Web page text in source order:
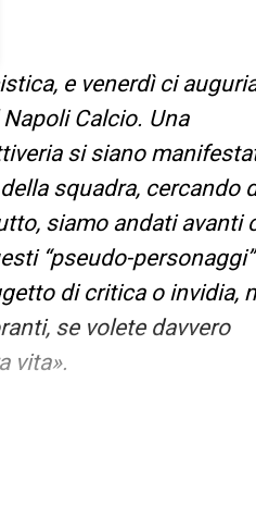
e venerdì ci
Calcio. Una
si siano
squadra, cercando
siamo andati avanti
“pseudo-
di critica o invidia,
se volete davvero
vita».